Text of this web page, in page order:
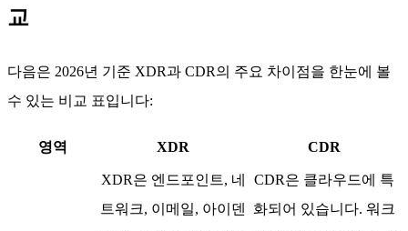
교
다음은 2026년 기준 XDR과 CDR의 주요 차이점을 한눈에 볼
수 있는 비교 표입니다:
영역 XDR CDR
XDR은 엔드포인트, 네
트워크, 이메일, 아이덴
CDR은 클라우드에 특
화되어 있습니다. 워크